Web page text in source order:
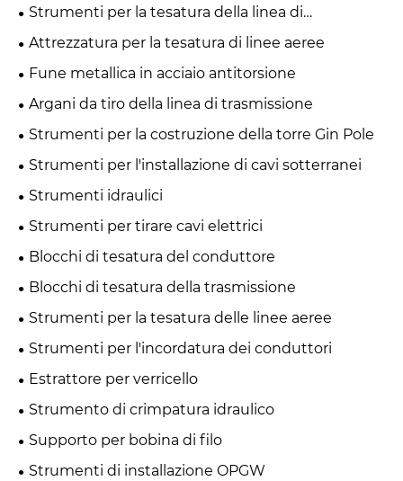
Strumenti per la tesatura della linea di
trasmissione
Attrezzatura per la tesatura di linee aeree
Fune metallica in acciaio antitorsione
Argani da tiro della linea di trasmissione
Strumenti per la costruzione della torre Gin Pole
Strumenti per l'installazione di cavi sotterranei
Strumenti idraulici
Strumenti per tirare cavi elettrici
Blocchi di tesatura del conduttore
Blocchi di tesatura della trasmissione
Strumenti per la tesatura delle linee aeree
Strumenti per l'incordatura dei conduttori
Estrattore per verricello
Strumento di crimpatura idraulico
Supporto per bobina di filo
Strumenti di installazione OPGW